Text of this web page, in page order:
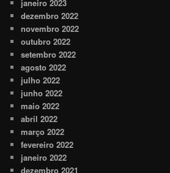
janeiro 2023
dezembro 2022
novembro 2022
outubro 2022
setembro 2022
agosto 2022
julho 2022
junho 2022
maio 2022
abril 2022
março 2022
fevereiro 2022
janeiro 2022
dezembro 2021